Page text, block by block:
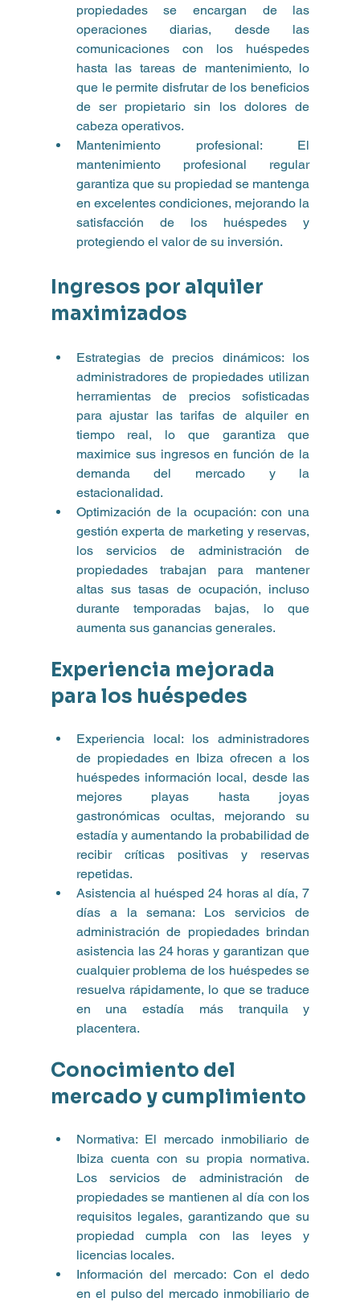
propiedades se encargan de las
operaciones diarias, desde las
comunicaciones con los huéspedes
hasta las tareas de mantenimiento, lo
que le permite disfrutar de los beneficios
de ser propietario sin los dolores de
cabeza operativos.
Mantenimiento profesional: El
mantenimiento profesional regular
garantiza que su propiedad se mantenga
en excelentes condiciones, mejorando la
satisfacción de los huéspedes y
protegiendo el valor de su inversión.
Ingresos por alquiler
maximizados
Estrategias de precios dinámicos: los
administradores de propiedades utilizan
herramientas de precios sofisticadas
para ajustar las tarifas de alquiler en
tiempo real, lo que garantiza que
maximice sus ingresos en función de la
demanda del mercado y la
estacionalidad.
Optimización de la ocupación: con una
gestión experta de marketing y reservas,
los servicios de administración de
propiedades trabajan para mantener
altas sus tasas de ocupación, incluso
durante temporadas bajas, lo que
aumenta sus ganancias generales.
Experiencia mejorada
para los huéspedes
Experiencia local: los administradores
de propiedades en Ibiza ofrecen a los
huéspedes información local, desde las
mejores playas hasta joyas
gastronómicas ocultas, mejorando su
estadía y aumentando la probabilidad de
recibir críticas positivas y reservas
repetidas.
Asistencia al huésped 24 horas al día, 7
días a la semana: Los servicios de
administración de propiedades brindan
asistencia las 24 horas y garantizan que
cualquier problema de los huéspedes se
resuelva rápidamente, lo que se traduce
en una estadía más tranquila y
placentera.
Conocimiento del
mercado y cumplimiento
Normativa: El mercado inmobiliario de
Ibiza cuenta con su propia normativa.
Los servicios de administración de
propiedades se mantienen al día con los
requisitos legales, garantizando que su
propiedad cumpla con las leyes y
licencias locales.
Información del mercado: Con el dedo
en el pulso del mercado inmobiliario de